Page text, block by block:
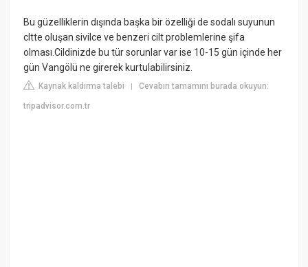
Bu güzelliklerin dışında başka bir özelliği de sodalı suyunun
cltte oluşan sivilce ve benzeri cilt problemlerine şifa
olması.Cildinizde bu tür sorunlar var ise 10-15 gün içinde her
gün Vangölü ne girerek kurtulabilirsiniz.
Kaynak kaldırma talebi |Cevabın tamamını burada okuyun:
tripadvisor.com.tr